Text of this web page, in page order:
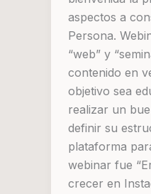
aspectos a
Persona.
“web” y
contenido en
objetivo sea
realizar un
definir su
plataforma
webinar fue
crecer en